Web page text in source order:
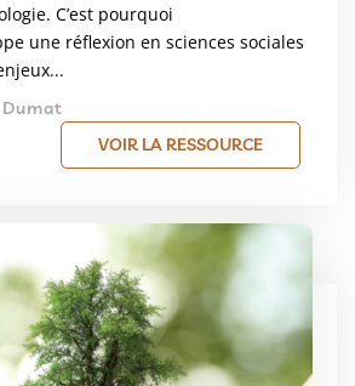
C’est pourquoi
une réflexion en sciences sociales
VOIR LA RESSOURCE